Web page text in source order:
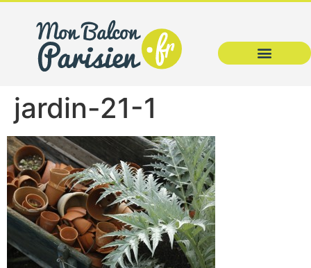
jardin-21-1